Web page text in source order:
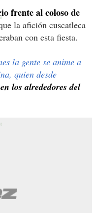
frente al coloso de
la afición cuscatleca
con esta fiesta.
la gente se anime a
quien desde
los alrededores del